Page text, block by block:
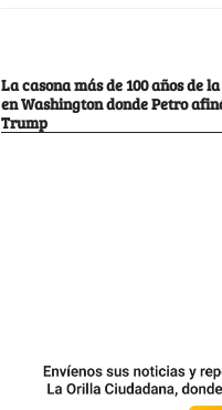
La casona más de 100 años de
en Washington donde Petro
Trump